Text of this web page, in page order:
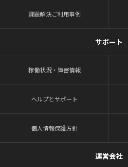
課題解決ご利用事例
サポート
稼働状況・障害情報
ヘルプとサポート
個人情報保護方針
運営会社